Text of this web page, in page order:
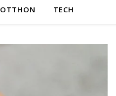
OTTHON TECH